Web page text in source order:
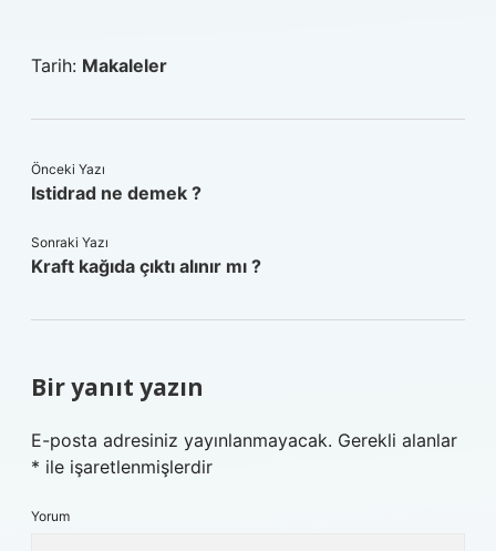
Tarih: Makaleler
Önceki Yazı
Istidrad ne demek ?
Sonraki Yazı
Kraft kağıda çıktı alınır mı ?
Bir yanıt yazın
E-posta adresiniz yayınlanmayacak. Gerekli alanlar
* ile işaretlenmişlerdir
Yorum